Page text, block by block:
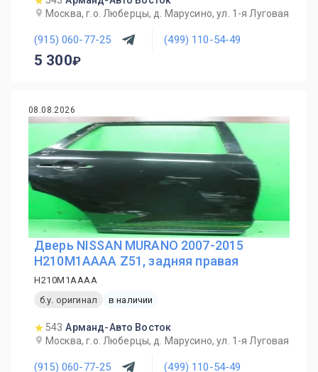
Москва, г.о. Люберцы, д. Марусино, ул. 1-я Луговая
(915) 060-77-25 (499) 110-54-49
5 300
08.08.2026
Дверь NISSAN MURANO 2007-2015
H210M1AAAA Z51, задняя правая
H210M1AAAA
б.у. оригинал
в наличии
543 Арманд-Авто Восток
Москва, г.о. Люберцы, д. Марусино, ул. 1-я Луговая
(915) 060-77-25 (499) 110-54-49